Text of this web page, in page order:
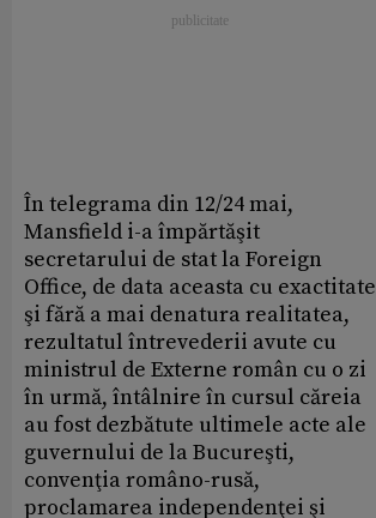
În telegrama din 12/24 mai,
Mansfield i-a împărtăşit
secretarului de stat la Foreign
Office, de data aceasta cu exactitate
şi fără a mai denatura realitatea,
rezultatul întrevederii avute cu
ministrul de Externe român cu o zi
în urmă, întâlnire în cursul căreia
au fost dezbătute ultimele acte ale
guvernului de la Bucureşti,
convenţia româno-rusă,
proclamarea independenţei şi